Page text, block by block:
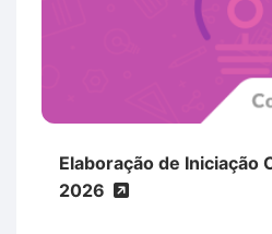
Elaboração de Iniciação
2026